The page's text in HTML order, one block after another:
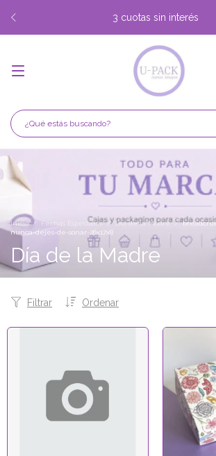
3 cuotas sin interés
Inicio / Fechas Especiales / Día de la Madre /
nunca-dejes-de-sonar-26x17x8
Día de la Madre
Ordenar
Filtrar